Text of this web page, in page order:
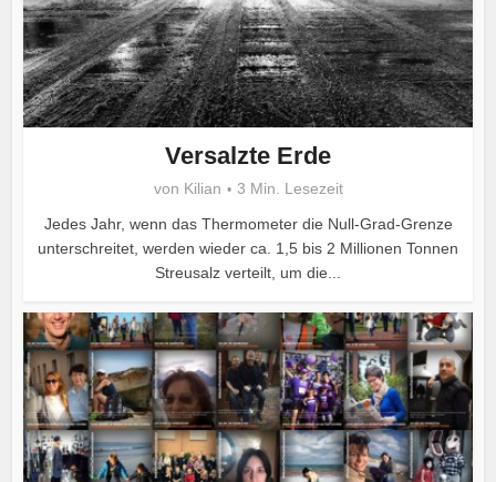
Versalzte Erde
von Kilian
3 Min. Lesezeit
Jedes Jahr, wenn das Thermometer die Null-Grad-Grenze
unterschreitet, werden wieder ca. 1,5 bis 2 Millionen Tonnen
Streusalz verteilt, um die...